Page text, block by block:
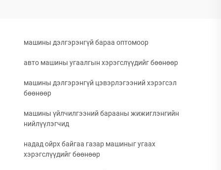
машины дэлгэрэнгүй бараа оптомоор
авто машины угаалгын хэрэгслүүдийг бөөнөөр
машины дэлгэрэнгүй цэвэрлэгээний хэрэгсэл
бөөнөөр
машины үйлчилгээний барааны жижиглэнгийн
нийлүүлэгчид
надад ойрх байгаа газар машиныг угаах
хэрэгслүүдийг бөөнөөр